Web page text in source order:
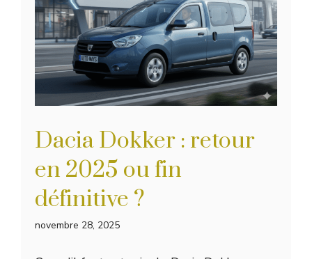
Dacia Dokker : retour
en 2025 ou fin
définitive ?
novembre 28, 2025